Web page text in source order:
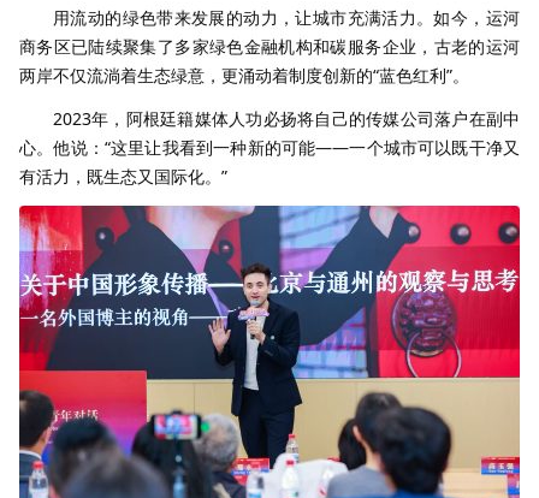
用流动的绿色带来发展的动力，让城市充满活力。如今，运河
商务区已陆续聚集了多家绿色金融机构和碳服务企业，古老的运河
两岸不仅流淌着生态绿意，更涌动着制度创新的“蓝色红利”。
2023年，阿根廷籍媒体人功必扬将自己的传媒公司落户在副中
心。他说：“这里让我看到一种新的可能——一个城市可以既干净又
有活力，既生态又国际化。”